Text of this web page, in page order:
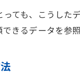
廃
ても、こうし
きるデータを参照